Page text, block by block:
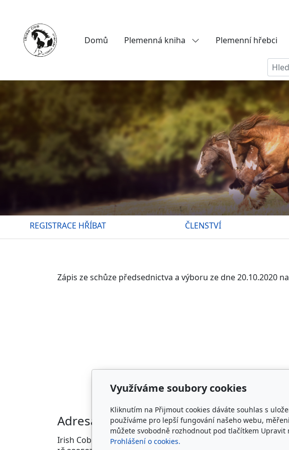
Domů Plemenná kniha Plemenní hřebci
REGISTRACE HŘÍBAT ČLENSTVÍ
Zápis ze schůze předsednictva a výboru ze dne 20.10.2020
Adresa
Irish Cob the Czech Republic, z.s.
Kontakt
Využíváme soubory cookies
Kliknutím na Přijmout cookies dáváte souhlas s
používáme pro lepší fungování našeho webu,
můžete svobodně rozhodnout pod tlačítkem Upravit
Prohlášení o cookies.